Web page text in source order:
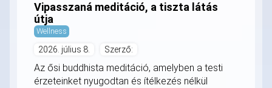
Vipasszaná meditáció, a tiszta látás
útja
Wellness
2026. július 8. Szerző:
Az ősi buddhista meditáció, amelyben a testi
érzeteinket nyugodtan és ítélkezés nélkül